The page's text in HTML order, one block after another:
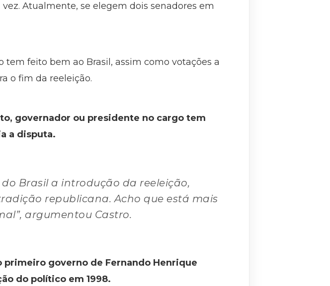
Atualmente, se elegem dois senadores em
feito bem ao Brasil, assim como votações a
o fim da reeleição.
governador ou presidente no cargo tem
a disputa.
Brasil a introdução da reeleição,
republicana. Acho que está mais
argumentou Castro.
governo de Fernando Henrique
do político em 1998.